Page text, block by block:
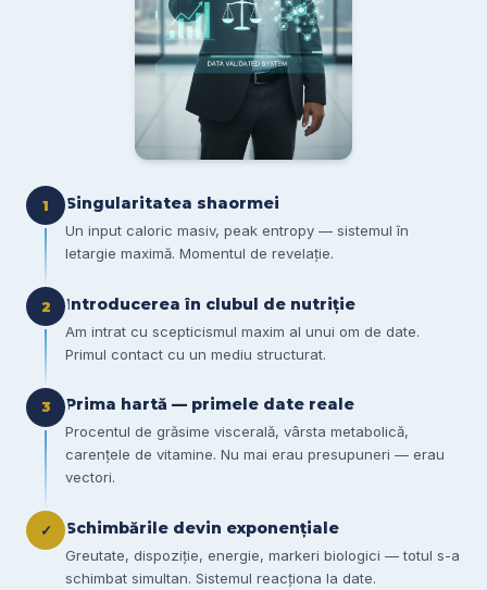
1 Singularitatea shaormei
Un input caloric masiv, peak entropy — sistemul în
letargie maximă. Momentul de revelație.
2 Introducerea în clubul de nutriție
Am intrat cu scepticismul maxim al unui om de date.
Primul contact cu un mediu structurat.
3 Prima hartă — primele date reale
Procentul de grăsime viscerală, vârsta metabolică,
carențele de vitamine. Nu mai erau presupuneri — erau
vectori.
✓ Schimbările devin exponențiale
Greutate, dispoziție, energie, markeri biologici — totul s-a
schimbat simultan. Sistemul reacționa la date.